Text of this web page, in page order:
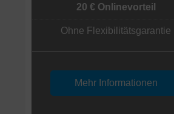
20 € Onlinevorteil
Ohne Flexibilitätsgarantie
Mehr Informationen